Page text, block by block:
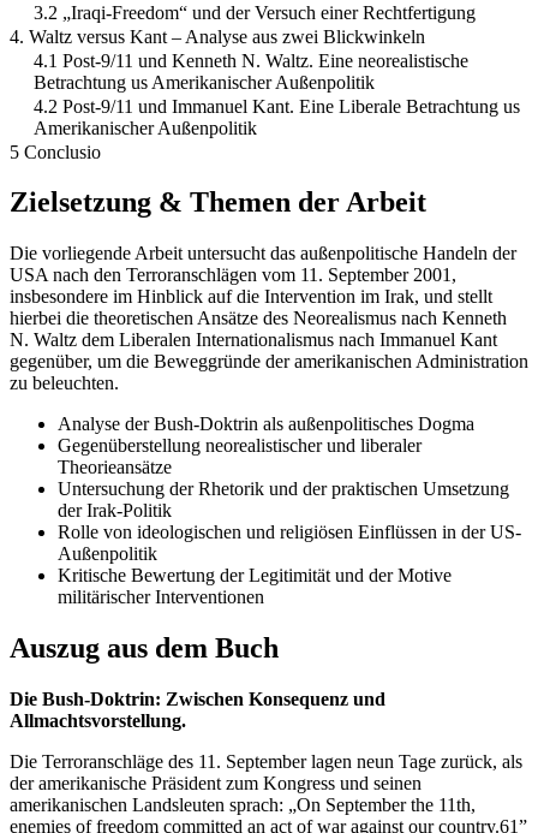
3.2 „Iraqi-Freedom“ und der Versuch einer Rechtfertigung
4. Waltz versus Kant – Analyse aus zwei Blickwinkeln
4.1 Post-9/11 und Kenneth N. Waltz. Eine neorealistische
Betrachtung us Amerikanischer Außenpolitik
4.2 Post-9/11 und Immanuel Kant. Eine Liberale Betrachtung us
Amerikanischer Außenpolitik
5 Conclusio
Zielsetzung & Themen der Arbeit
Die vorliegende Arbeit untersucht das außenpolitische Handeln der
USA nach den Terroranschlägen vom 11. September 2001,
insbesondere im Hinblick auf die Intervention im Irak, und stellt
hierbei die theoretischen Ansätze des Neorealismus nach Kenneth
N. Waltz dem Liberalen Internationalismus nach Immanuel Kant
gegenüber, um die Beweggründe der amerikanischen Administration
zu beleuchten.
Analyse der Bush-Doktrin als außenpolitisches Dogma
Gegenüberstellung neorealistischer und liberaler
Theorieansätze
Untersuchung der Rhetorik und der praktischen Umsetzung
der Irak-Politik
Rolle von ideologischen und religiösen Einflüssen in der US-
Außenpolitik
Kritische Bewertung der Legitimität und der Motive
militärischer Interventionen
Auszug aus dem Buch
Die Bush-Doktrin: Zwischen Konsequenz und
Allmachtsvorstellung.
Die Terroranschläge des 11. September lagen neun Tage zurück, als
der amerikanische Präsident zum Kongress und seinen
amerikanischen Landsleuten sprach: „On September the 11th,
enemies of freedom committed an act of war against our country.61”